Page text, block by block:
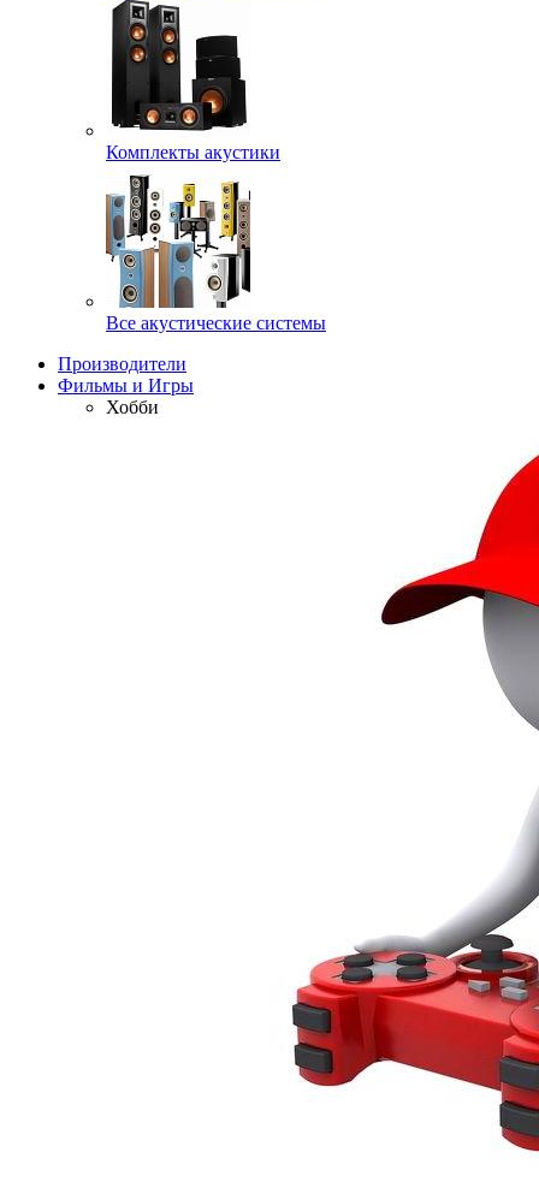
Комплекты акустики
Все акустические системы
Производители
Фильмы и Игры
Хобби